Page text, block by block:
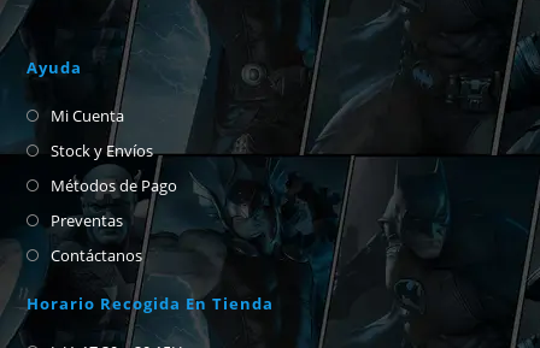
Ayuda
Mi Cuenta
Stock y Envíos
Métodos de Pago
Preventas
Contáctanos
Horario Recogida En Tienda